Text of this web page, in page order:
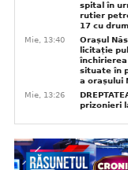
spital în
rutier
17 cu
Mie, 13:40
Orașul
licitație
situate în
a orașului
Mie, 13:26
prizonieri